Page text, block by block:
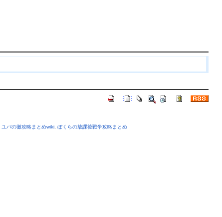
ユバの徽攻略まとめwiki. ぼくらの放課後戦争攻略まとめ